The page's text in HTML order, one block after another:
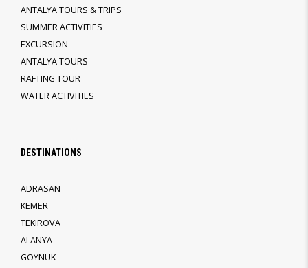
ANTALYA TOURS & TRIPS
SUMMER ACTIVITIES
EXCURSION
ANTALYA TOURS
RAFTING TOUR
WATER ACTIVITIES
DESTINATIONS
ADRASAN
KEMER
TEKIROVA
ALANYA
GOYNUK